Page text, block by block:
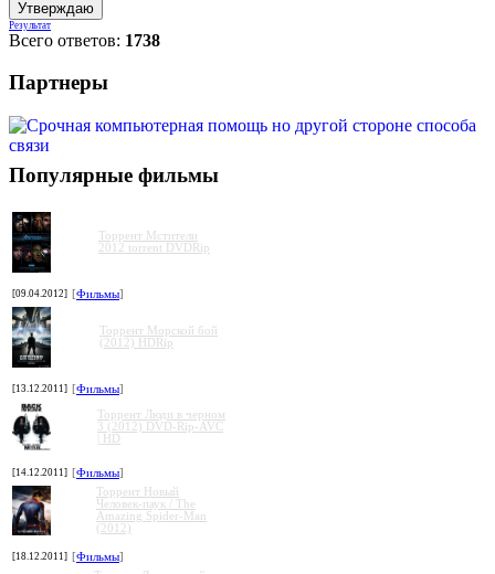
Результат
Всего ответов: 1738
Партнеры
Популярные фильмы
Торрент Мстители
2012 torrent DVDRip
[09.04.2012] [Фильмы]
Торрент Морской бой
(2012) HDRip
[13.12.2011] [Фильмы]
Торрент Люди в черном
3 (2012) DVD-Rip-AVC
| HD
[14.12.2011] [Фильмы]
Торрент Новый
Человек-паук / The
Amazing Spider-Man
(2012)
[18.12.2011] [Фильмы]